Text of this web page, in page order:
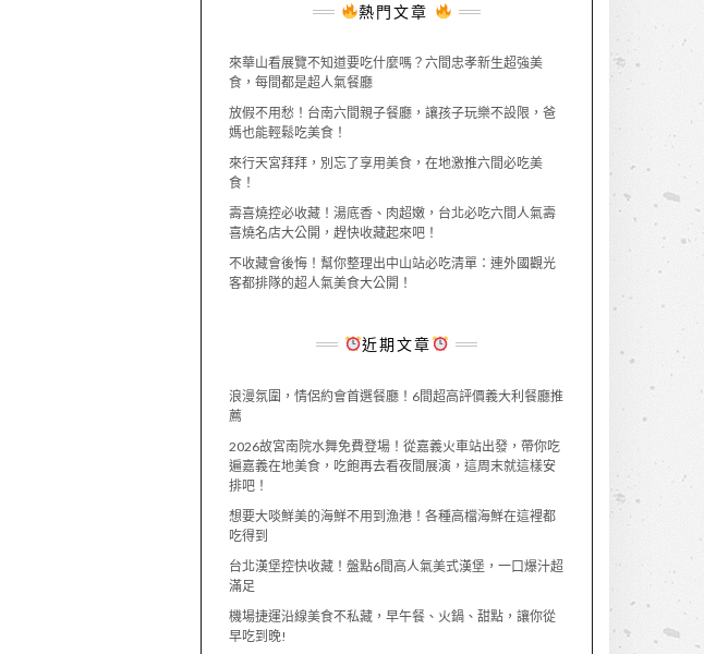
熱門文章
來華山看展覽不知道要吃什麼嗎？六間忠孝新生超強美
食，每間都是超人氣餐廳
放假不用愁！台南六間親子餐廳，讓孩子玩樂不設限，爸
媽也能輕鬆吃美食！
來行天宮拜拜，別忘了享用美食，在地激推六間必吃美
食！
壽喜燒控必收藏！湯底香、肉超嫩，台北必吃六間人氣壽
喜燒名店大公開，趕快收藏起來吧！
不收藏會後悔！幫你整理出中山站必吃清單：連外國觀光
客都排隊的超人氣美食大公開！
近期文章
浪漫氛圍，情侶約會首選餐廳！6間超高評價義大利餐廳推
薦
2026故宮南院水舞免費登場！從嘉義火車站出發，帶你吃
遍嘉義在地美食，吃飽再去看夜間展演，這周末就這樣安
排吧！
想要大啖鮮美的海鮮不用到漁港！各種高檔海鮮在這裡都
吃得到
台北漢堡控快收藏！盤點6間高人氣美式漢堡，一口爆汁超
滿足
機場捷運沿線美食不私藏，早午餐、火鍋、甜點，讓你從
早吃到晚!